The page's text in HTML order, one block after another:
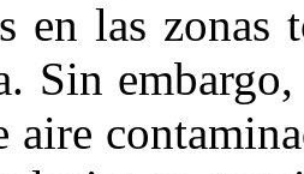
en las zonas
Sin
aire